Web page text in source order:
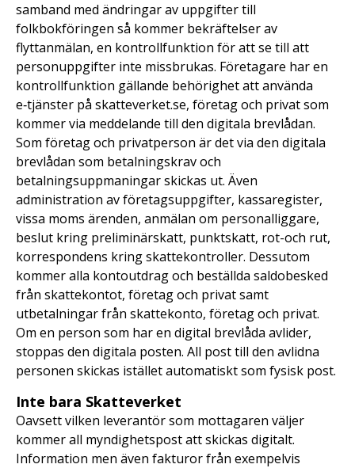
samband med ändringar av uppgifter till
folkbokföringen så kommer bekräftelser av
flyttanmälan, en kontrollfunktion för att se till att
personuppgifter inte missbrukas. Företagare har en
kontrollfunktion gällande behörighet att använda
e‑tjänster på skatteverket.se, företag och privat som
kommer via meddelande till den digitala brevlådan.
Som företag och privatperson är det via den digitala
brevlådan som betalningskrav och
betalningsuppmaningar skickas ut. Även
administration av företagsuppgifter, kassaregister,
vissa moms ärenden, anmälan om personalliggare,
beslut kring preliminärskatt, punktskatt, rot-och rut,
korrespondens kring skattekontroller. Dessutom
kommer alla kontoutdrag och beställda saldobesked
från skattekontot, företag och privat samt
utbetalningar från skattekonto, företag och privat.
Om en person som har en digital brevlåda avlider,
stoppas den digitala posten. All post till den avlidna
personen skickas istället automatiskt som fysisk post.
Inte bara Skatteverket
Oavsett vilken leverantör som mottagaren väljer
kommer all myndighetspost att skickas digitalt.
Information men även fakturor från exempelvis